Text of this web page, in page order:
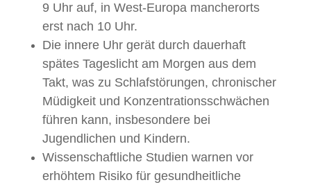
9 Uhr auf, in West-Europa mancherorts
erst nach 10 Uhr.
Die innere Uhr gerät durch dauerhaft
spätes Tageslicht am Morgen aus dem
Takt, was zu Schlafstörungen, chronischer
Müdigkeit und Konzentrationsschwächen
führen kann, insbesondere bei
Jugendlichen und Kindern.
Wissenschaftliche Studien warnen vor
erhöhtem Risiko für gesundheitliche